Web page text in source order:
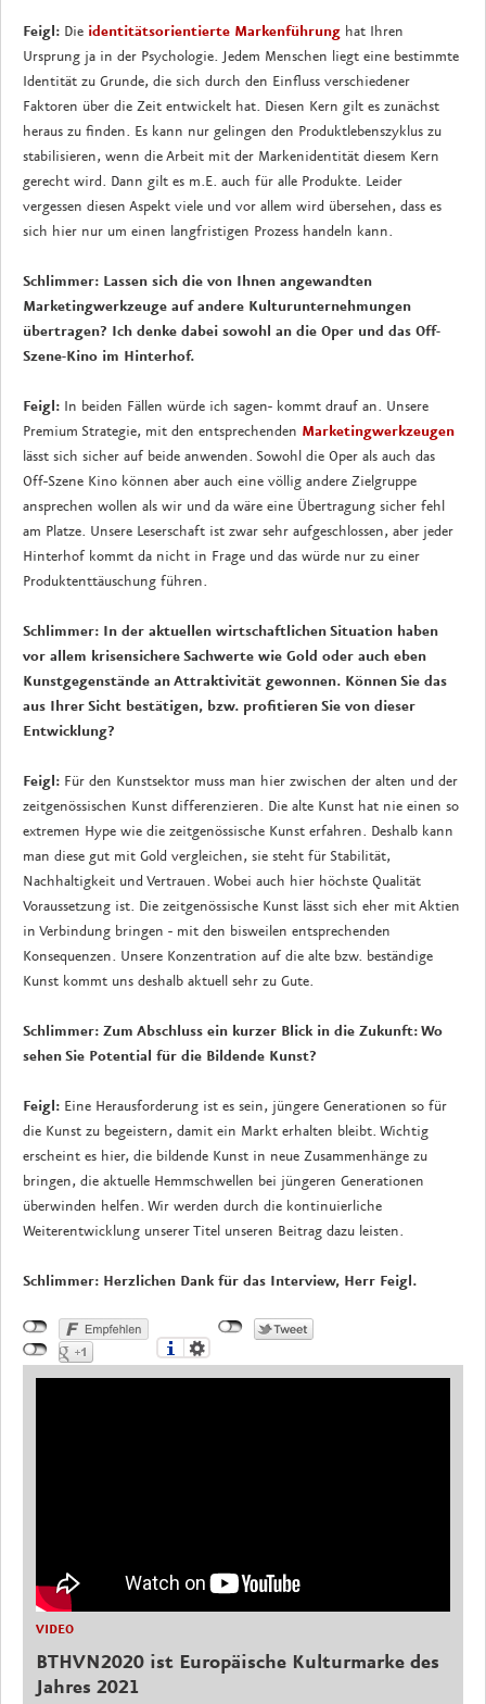
Feigl: Die identitätsorientierte Markenführung hat Ihren
Ursprung ja in der Psychologie. Jedem Menschen liegt eine bestimmte
Identität zu Grunde, die sich durch den Einfluss verschiedener
Faktoren über die Zeit entwickelt hat. Diesen Kern gilt es zunächst
heraus zu finden. Es kann nur gelingen den Produktlebenszyklus zu
stabilisieren, wenn die Arbeit mit der Markenidentität diesem Kern
gerecht wird. Dann gilt es m.E. auch für alle Produkte. Leider
vergessen diesen Aspekt viele und vor allem wird übersehen, dass es
sich hier nur um einen langfristigen Prozess handeln kann.
Schlimmer: Lassen sich die von Ihnen angewandten
Marketingwerkzeuge auf andere Kulturunternehmungen
übertragen? Ich denke dabei sowohl an die Oper und das Off-
Szene-Kino im Hinterhof.
Feigl: In beiden Fällen würde ich sagen- kommt drauf an. Unsere
Premium Strategie, mit den entsprechenden Marketingwerkzeugen
lässt sich sicher auf beide anwenden. Sowohl die Oper als auch das
Off-Szene Kino können aber auch eine völlig andere Zielgruppe
ansprechen wollen als wir und da wäre eine Übertragung sicher fehl
am Platze. Unsere Leserschaft ist zwar sehr aufgeschlossen, aber jeder
Hinterhof kommt da nicht in Frage und das würde nur zu einer
Produktenttäuschung führen.
Schlimmer: In der aktuellen wirtschaftlichen Situation haben
vor allem krisensichere Sachwerte wie Gold oder auch eben
Kunstgegenstände an Attraktivität gewonnen. Können Sie das
aus Ihrer Sicht bestätigen, bzw. profitieren Sie von dieser
Entwicklung?
Feigl: Für den Kunstsektor muss man hier zwischen der alten und der
zeitgenössischen Kunst differenzieren. Die alte Kunst hat nie einen so
extremen Hype wie die zeitgenössische Kunst erfahren. Deshalb kann
man diese gut mit Gold vergleichen, sie steht für Stabilität,
Nachhaltigkeit und Vertrauen. Wobei auch hier höchste Qualität
Voraussetzung ist. Die zeitgenössische Kunst lässt sich eher mit Aktien
in Verbindung bringen - mit den bisweilen entsprechenden
Konsequenzen. Unsere Konzentration auf die alte bzw. beständige
Kunst kommt uns deshalb aktuell sehr zu Gute.
Schlimmer: Zum Abschluss ein kurzer Blick in die Zukunft: Wo
sehen Sie Potential für die Bildende Kunst?
Feigl: Eine Herausforderung ist es sein, jüngere Generationen so für
die Kunst zu begeistern, damit ein Markt erhalten bleibt. Wichtig
erscheint es hier, die bildende Kunst in neue Zusammenhänge zu
bringen, die aktuelle Hemmschwellen bei jüngeren Generationen
überwinden helfen. Wir werden durch die kontinuierliche
Weiterentwicklung unserer Titel unseren Beitrag dazu leisten.
Schlimmer: Herzlichen Dank für das Interview, Herr Feigl.
VIDEO
BTHVN2020 ist Europäische Kulturmarke des
Jahres 2021